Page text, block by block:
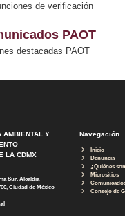
de verificación
PAOT
destacadas PAOT
AMBIENTAL Y
LA CDMX
Sur, Alcaldía
Ciudad de México
Navegación
Inicio
Denuncia
¿Quiénes
Micrositios
Consejo de